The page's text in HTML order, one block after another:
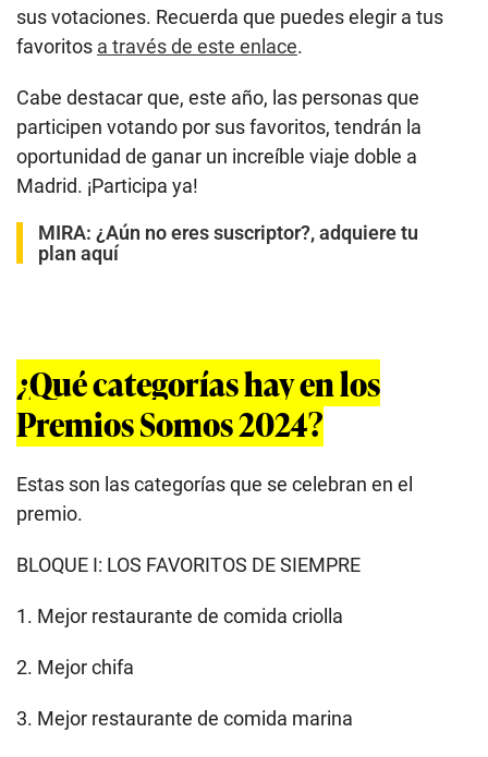
sus votaciones. Recuerda que puedes elegir a tus
favoritos a través de este enlace.
Cabe destacar que, este año, las personas que
participen votando por sus favoritos, tendrán la
oportunidad de ganar un increíble viaje doble a
Madrid. ¡Participa ya!
MIRA: ¿Aún no eres suscriptor?, adquiere tu
plan aquí
¿Qué categorías hay en los
Premios Somos 2024?
Estas son las categorías que se celebran en el
premio.
BLOQUE I: LOS FAVORITOS DE SIEMPRE
1. Mejor restaurante de comida criolla
2. Mejor chifa
3. Mejor restaurante de comida marina